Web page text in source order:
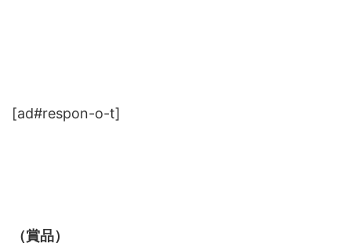
[ad#respon-o-t]
（賞品）